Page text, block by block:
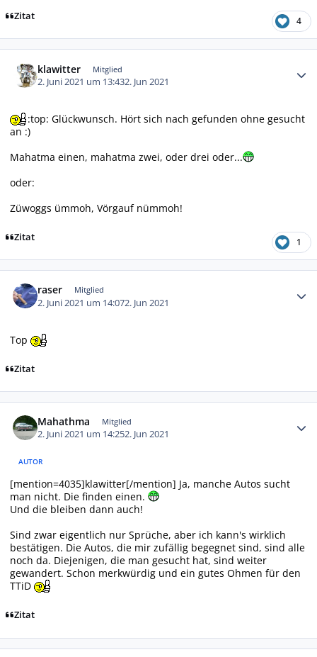
Zitat 4
klawitter Mitglied
2. Juni 2021 um 13:432. Jun 2021
:top: Glückwunsch. Hört sich nach gefunden ohne gesucht
an :)
Mahatma einen, mahatma zwei, oder drei oder...
oder:
Züwoggs ümmoh, Vörgauf nümmoh!
Zitat 1
raser Mitglied
2. Juni 2021 um 14:072. Jun 2021
Top
Zitat
Mahathma Mitglied
2. Juni 2021 um 14:252. Jun 2021
AUTOR
[mention=4035]klawitter[/mention] Ja, manche Autos sucht
man nicht. Die finden einen.
Und die bleiben dann auch!
Sind zwar eigentlich nur Sprüche, aber ich kann's wirklich
bestätigen. Die Autos, die mir zufällig begegnet sind, sind alle
noch da. Diejenigen, die man gesucht hat, sind weiter
gewandert. Schon merkwürdig und ein gutes Ohmen für den
TTiD
Zitat